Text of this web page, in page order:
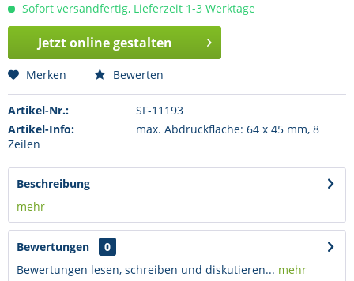
Sofort versandfertig, Lieferzeit 1-3 Werktage
Jetzt online gestalten
Merken Bewerten
Artikel-Nr.:
SF-11193
Artikel-Info:
max. Abdruckfläche: 64 x 45 mm, 8
Zeilen
Beschreibung
mehr
Bewertungen
0
Bewertungen lesen, schreiben und diskutieren... mehr